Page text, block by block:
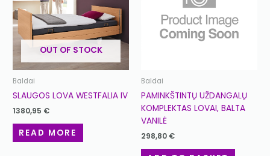
OUT OF STOCK
Baldai
SLAUGOS LOVA WESTFALIA IV
1380,95 €
READ MORE
Baldai
PAMINKŠTINTŲ UŽDANGALŲ
KOMPLEKTAS LOVAI, BALTA
VANILĖ
298,80 €